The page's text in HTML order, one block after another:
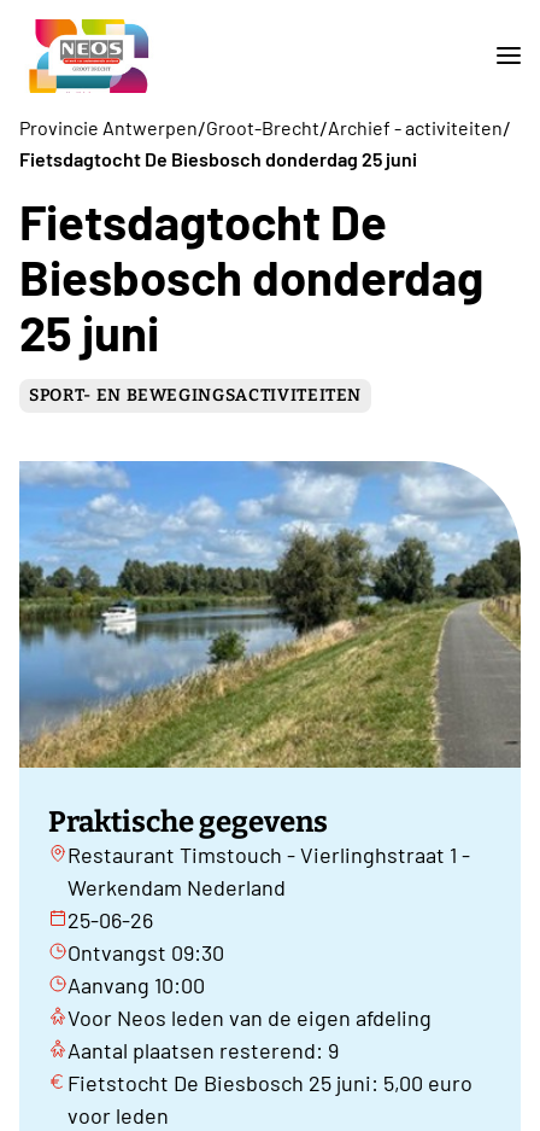
Provincie Antwerpen/Groot-Brecht/Archief - activiteiten/
Fietsdagtocht De Biesbosch donderdag 25 juni
Fietsdagtocht De
Biesbosch donderdag
25 juni
SPORT- EN BEWEGINGSACTIVITEITEN
Praktische gegevens
Restaurant Timstouch - Vierlinghstraat 1 -
Werkendam Nederland
25-06-26
Ontvangst 09:30
Aanvang 10:00
Voor Neos leden van de eigen afdeling
Aantal plaatsen resterend: 9
Fietstocht De Biesbosch 25 juni: 5,00 euro
voor leden